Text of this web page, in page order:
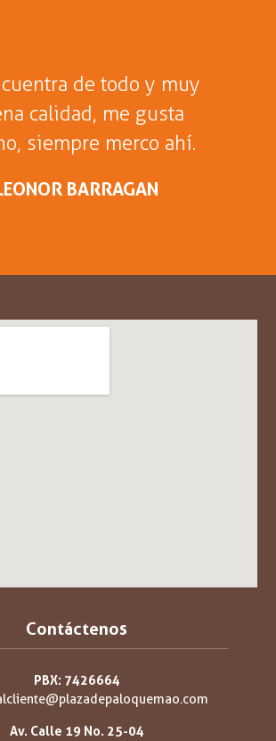
Contáctenos
PBX: 7426664
Av. Calle 19 No. 25-04